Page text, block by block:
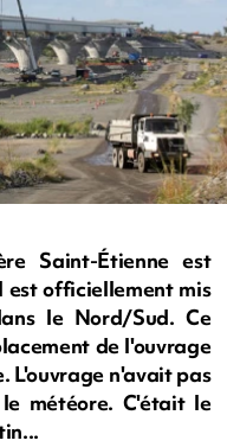
Saint-Étienne est
est officiellement mis
le Nord/Sud. Ce
de l'ouvrage
L'ouvrage n'avait pas
météore. C'était le